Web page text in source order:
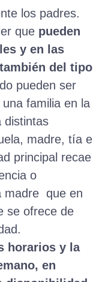
los padres.
que pueden
y en las
del tipo
pueden ser
familia en la
distintas
madre, tía e
principal recae
o
madre que en
se ofrece de
horarios y la
en